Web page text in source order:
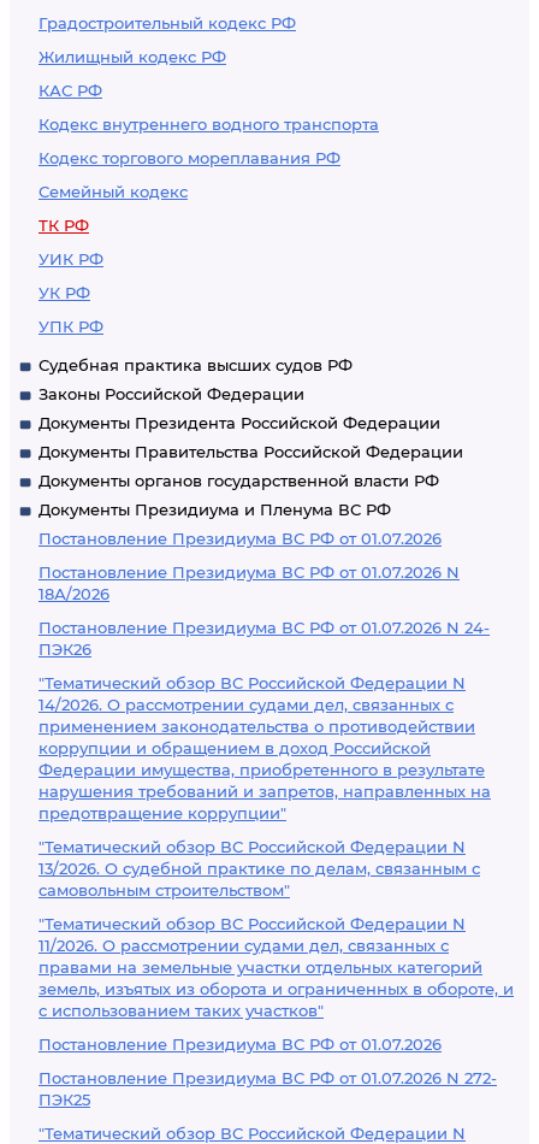
Градостроительный кодекс РФ
Жилищный кодекс РФ
КАС РФ
Кодекс внутреннего водного транспорта
Кодекс торгового мореплавания РФ
Семейный кодекс
ТК РФ
УИК РФ
УК РФ
УПК РФ
Судебная практика высших судов РФ
Законы Российской Федерации
Документы Президента Российской Федерации
Документы Правительства Российской Федерации
Документы органов государственной власти РФ
Документы Президиума и Пленума ВС РФ
Постановление Президиума ВС РФ от 01.07.2026
Постановление Президиума ВС РФ от 01.07.2026 N
18А/2026
Постановление Президиума ВС РФ от 01.07.2026 N 24-
ПЭК26
"Тематический обзор ВС Российской Федерации N
14/2026. О рассмотрении судами дел, связанных с
применением законодательства о противодействии
коррупции и обращением в доход Российской
Федерации имущества, приобретенного в результате
нарушения требований и запретов, направленных на
предотвращение коррупции"
"Тематический обзор ВС Российской Федерации N
13/2026. О судебной практике по делам, связанным с
самовольным строительством"
"Тематический обзор ВС Российской Федерации N
11/2026. О рассмотрении судами дел, связанных с
правами на земельные участки отдельных категорий
земель, изъятых из оборота и ограниченных в обороте, и
с использованием таких участков"
Постановление Президиума ВС РФ от 01.07.2026
Постановление Президиума ВС РФ от 01.07.2026 N 272-
ПЭК25
"Тематический обзор ВС Российской Федерации N